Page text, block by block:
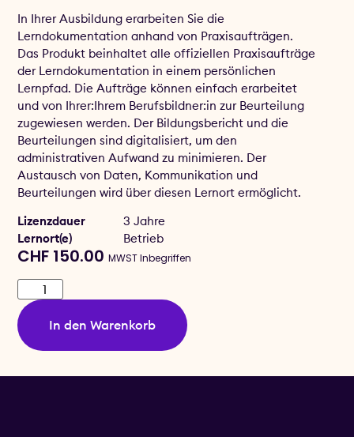
In Ihrer Ausbildung erarbeiten Sie die
Lerndokumentation anhand von Praxisaufträgen.
Das Produkt beinhaltet alle offiziellen Praxisaufträge
der Lerndokumentation in einem persönlichen
Lernpfad. Die Aufträge können einfach erarbeitet
und von Ihrer:Ihrem Berufsbildner:in zur Beurteilung
zugewiesen werden. Der Bildungsbericht und die
Beurteilungen sind digitalisiert, um den
administrativen Aufwand zu minimieren. Der
Austausch von Daten, Kommunikation und
Beurteilungen wird über diesen Lernort ermöglicht.
Lizenzdauer
3 Jahre
Lernort(e)
Betrieb
CHF 150.00 MWST Inbegriffen
In den Warenkorb